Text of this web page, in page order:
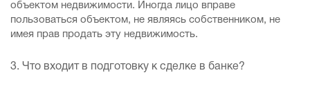
объектом недвижимости. Иногда лицо вправе
пользоваться объектом, не являясь собственником, не
имея прав продать эту недвижимость.
3. Что входит в подготовку к сделке в банке?